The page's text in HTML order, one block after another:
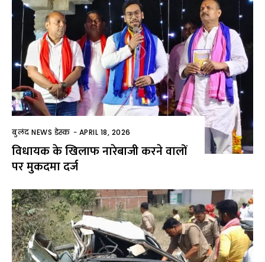
बुलंद NEWS डेस्क - APRIL 18, 2026
विधायक के खिलाफ नारेबाजी करने वालों
पर मुकदमा दर्ज